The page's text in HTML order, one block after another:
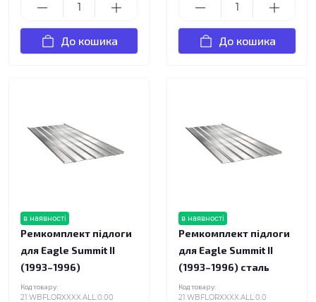
До кошика До кошика
в наявності
Ремкомплект підлоги
для Eagle Summit II
(1993–1996)
Код товару:
21.WBFLORXXXX.ALL.0.00
в наявності
Ремкомплект підлоги
для Eagle Summit II
(1993–1996) сталь
Код товару:
21.WBFLORXXXX.ALL.0.0